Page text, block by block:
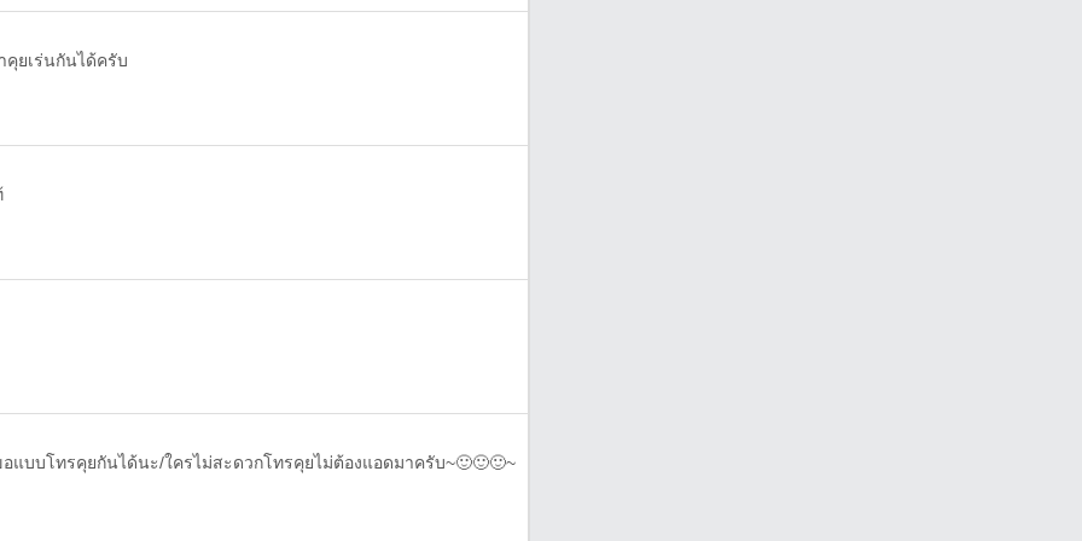
คุยเร่นกันได้ครับ
บบโทรคุยกันได้นะ/ใครไม่สะดวกโทรคุยไม่ต้องแอดมาครับ~🙂🙂🙂~